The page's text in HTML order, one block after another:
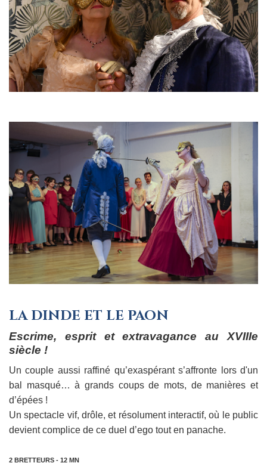
LA DINDE ET LE PAON
Escrime, esprit et extravagance au XVIIIe
siècle !
Un couple aussi raffiné qu’exaspérant s’affronte lors d'un
bal masqué… à grands coups de mots, de manières et
d’épées !
Un spectacle vif, drôle, et résolument interactif, où le public
devient complice de ce duel d’ego tout en panache.
2 BRETTEURS - 12 MN